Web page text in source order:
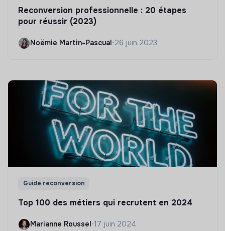
Reconversion professionnelle : 20 étapes
pour réussir (2023)
Noëmie Martin-Pascual •26 juin 2023
Guide reconversion
Top 100 des métiers qui recrutent en 2024
Marianne Roussel•17 juin 2024